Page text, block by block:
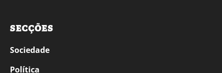
SECÇÕES
Sociedade
Política